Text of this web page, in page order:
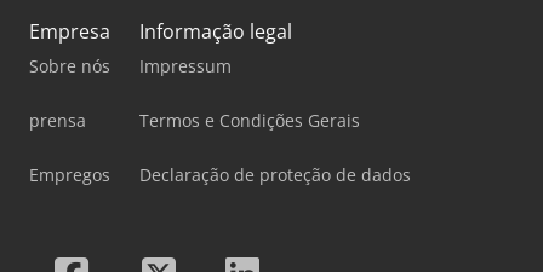
Empresa
Sobre nós
prensa
Empregos
Informação legal
Impressum
Termos e Condições Gerais
Declaração de proteção de dados